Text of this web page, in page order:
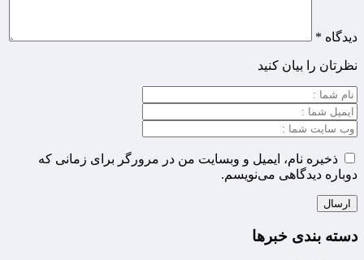
دیدگاه *
نظرتان را بیان کنید
ذخیره نام، ایمیل و وبسایت من در مرورگر برای زمانی که
دوباره دیدگاهی می‌نویسم.
دسته بندی خبرها